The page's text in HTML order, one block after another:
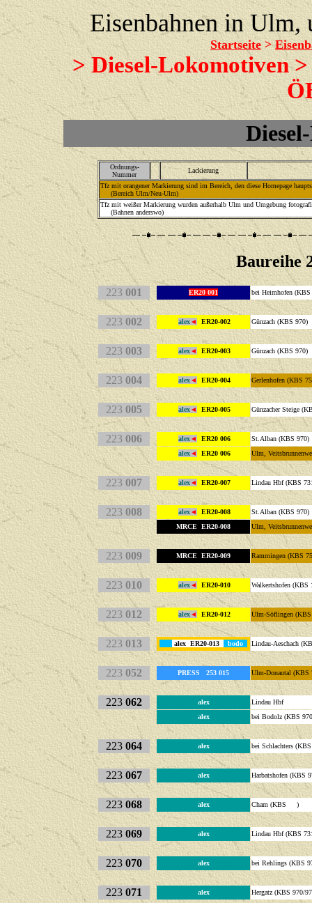
Eisenbahnen in
Startseite >
> Diesel-Lokomotiven >
Ordnungs-
Nummer
Lackierung
Tfz mit orangener Markierung sind im Bereich, den diese Homepage
(Bereich Ulm/Neu-Ulm)
Tfz mit weißer Markierung wurden außerhalb Ulm und Umgebung
(Bahnen anderswo)
Baureihe
223 001 ER20 001 bei Heimhofen (KBS
223 002 alex◄ ER20-002 Günzach (KBS 970)
223 003 alex◄ ER20-003 Günzach (KBS 970)
223 004 alex◄ ER20-004 Gerlenhofen (KBS
223 005 alex◄ ER20-005 Günzacher Steige
223 006 alex◄ ER20 006
St.Alban (KBS 970)
alex◄ ER20 006 Ulm,
223 007 alex◄ ER20-007 Lindau Hbf (KBS
223 008 alex◄ ER20-008
St.Alban (KBS 970)
MRCE ER20-008
Ulm,
223 009 MRCE ER20-009 Rammingen (KBS
223 010 alex◄ ER20-010 Walkertshofen (KBS
223 012 alex◄ ER20-012 Ulm-Söflingen (KBS
223 013 alex ER20-013 bodo Lindau-Aeschach
223 052 PRESS 253 015 Ulm-Donautal (KBS
223 062 alex
Lindau Hbf
alex
bei Bodolz (KBS
223 064 alex bei Schlachters
223 067 alex Harbatshofen (KBS
223 068 alex Cham (KBS )
223 069 alex Lindau Hbf (KBS
223 070 alex bei Rehlings (KBS
223 071 alex Hergatz (KBS 970/